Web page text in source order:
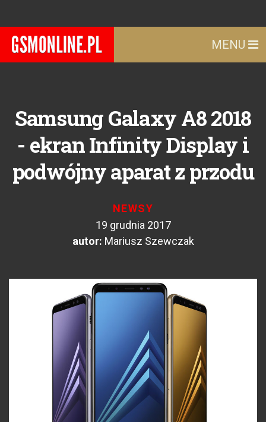
MENU
Samsung Galaxy A8 2018
- ekran Infinity Display i
podwójny aparat z przodu
NEWSY
19 grudnia 2017
autor: Mariusz Szewczak